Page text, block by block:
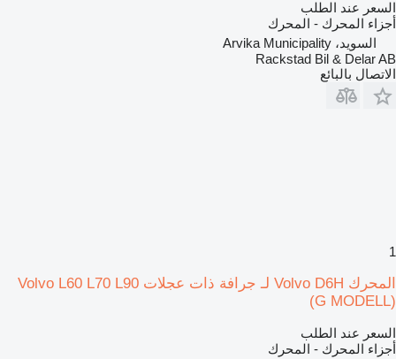
السعر عند الطلب
أجزاء المحرك - المحرك
السويد، Arvika Municipality
Rackstad Bil & Delar AB
الاتصال بالبائع
1
المحرك Volvo D6H لـ جرافة ذات عجلات Volvo L60 L70 L90
(G MODELL)
السعر عند الطلب
أجزاء المحرك - المحرك